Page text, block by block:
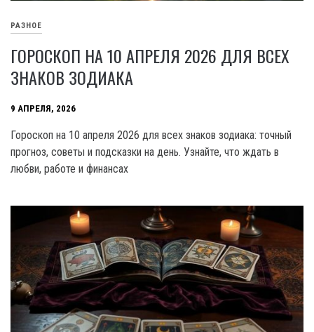
РАЗНОЕ
ГОРОСКОП НА 10 АПРЕЛЯ 2026 ДЛЯ ВСЕХ
ЗНАКОВ ЗОДИАКА
9 АПРЕЛЯ, 2026
Гороскоп на 10 апреля 2026 для всех знаков зодиака: точный
прогноз, советы и подсказки на день. Узнайте, что ждать в
любви, работе и финансах